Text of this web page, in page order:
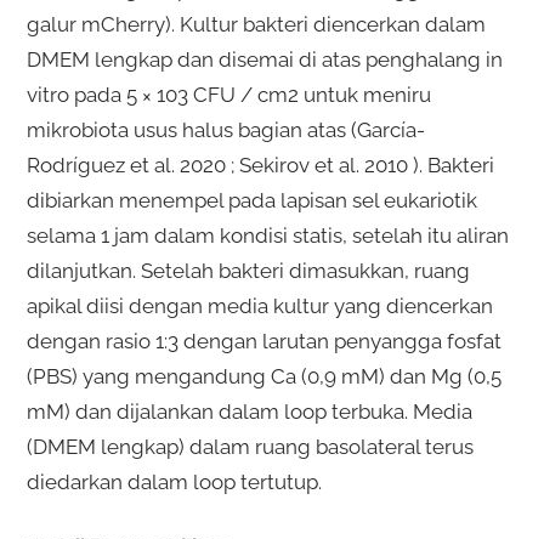
galur mCherry). Kultur bakteri diencerkan dalam
DMEM lengkap dan disemai di atas penghalang in
vitro pada 5 × 103 CFU / cm2 untuk meniru
mikrobiota usus halus bagian atas (García-
Rodríguez et al. 2020 ; Sekirov et al. 2010 ). Bakteri
dibiarkan menempel pada lapisan sel eukariotik
selama 1 jam dalam kondisi statis, setelah itu aliran
dilanjutkan. Setelah bakteri dimasukkan, ruang
apikal diisi dengan media kultur yang diencerkan
dengan rasio 1:3 dengan larutan penyangga fosfat
(PBS) yang mengandung Ca (0,9 mM) dan Mg (0,5
mM) dan dijalankan dalam loop terbuka. Media
(DMEM lengkap) dalam ruang basolateral terus
diedarkan dalam loop tertutup.